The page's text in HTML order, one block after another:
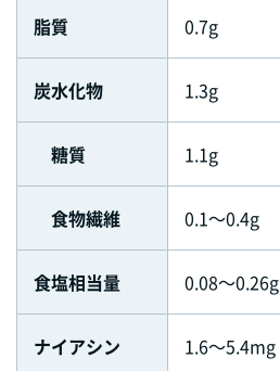
脂質 0.7g
炭水化物 1.3g
糖質 1.1g
食物繊維 0.1～0.4g
食塩相当量 0.08～0.26g
ナイアシン 1.6～5.4mg